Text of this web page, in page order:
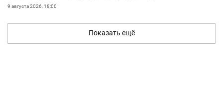
9 августа 2026, 18:00
Показать ещё